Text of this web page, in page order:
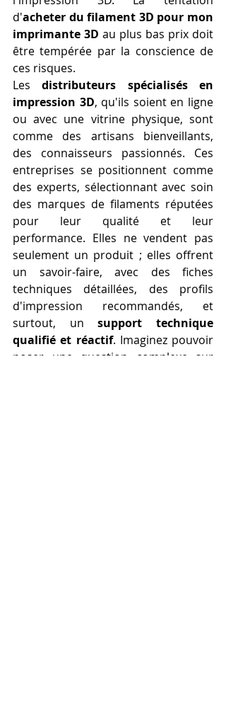
d'acheter du filament 3D pour mon
imprimante 3D au plus bas prix doit
être tempérée par la conscience de
ces risques.
Les distributeurs spécialisés en
impression 3D, qu'ils soient en ligne
ou avec une vitrine physique, sont
comme des artisans bienveillants,
des connaisseurs passionnés. Ces
entreprises se positionnent comme
des experts, sélectionnant avec soin
des marques de filaments réputées
pour leur qualité et leur
performance. Elles ne vendent pas
seulement un produit ; elles offrent
un savoir-faire, avec des fiches
techniques détaillées, des profils
d'impression recommandés, et
surtout, un support technique
qualifié et réactif. Imaginez pouvoir
poser une question complexe sur